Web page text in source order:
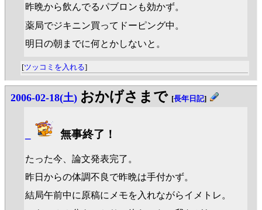
昨晩から飲んでるパブロンも効かず。
薬局でジキニン買ってドーピング中。
明日の朝までに何とかしないと。
[ツッコミを入れる]
2006-02-18(土) おかげさまで [長年日記]
無事終了！
たった今、論文発表完了。
昨日からの体調不良で昨晩は手付かず。
結局午前中に原稿にメモを入れながらイメトレ。